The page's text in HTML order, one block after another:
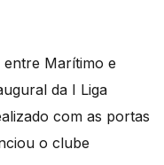
Marítimo e
da I Liga
com as portas
o clube